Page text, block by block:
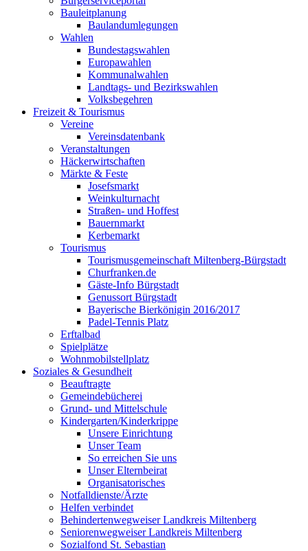
Bauleitplanung
Baulandumlegungen
Wahlen
Bundestagswahlen
Europawahlen
Kommunalwahlen
Landtags- und Bezirkswahlen
Volksbegehren
Freizeit & Tourismus
Vereine
Vereinsdatenbank
Veranstaltungen
Häckerwirtschaften
Märkte & Feste
Josefsmarkt
Weinkulturnacht
Straßen- und Hoffest
Bauernmarkt
Kerbemarkt
Tourismus
Tourismusgemeinschaft Miltenberg-Bürgstadt
Churfranken.de
Gäste-Info Bürgstadt
Genussort Bürgstadt
Bayerische Bierkönigin 2016/2017
Padel-Tennis Platz
Erftalbad
Spielplätze
Wohnmobilstellplatz
Soziales & Gesundheit
Beauftragte
Gemeindebücherei
Grund- und Mittelschule
Kindergarten/Kinderkrippe
Unsere Einrichtung
Unser Team
So erreichen Sie uns
Unser Elternbeirat
Organisatorisches
Notfalldienste/Ärzte
Helfen verbindet
Behindertenwegweiser Landkreis Miltenberg
Seniorenwegweiser Landkreis Miltenberg
Sozialfond St. Sebastian